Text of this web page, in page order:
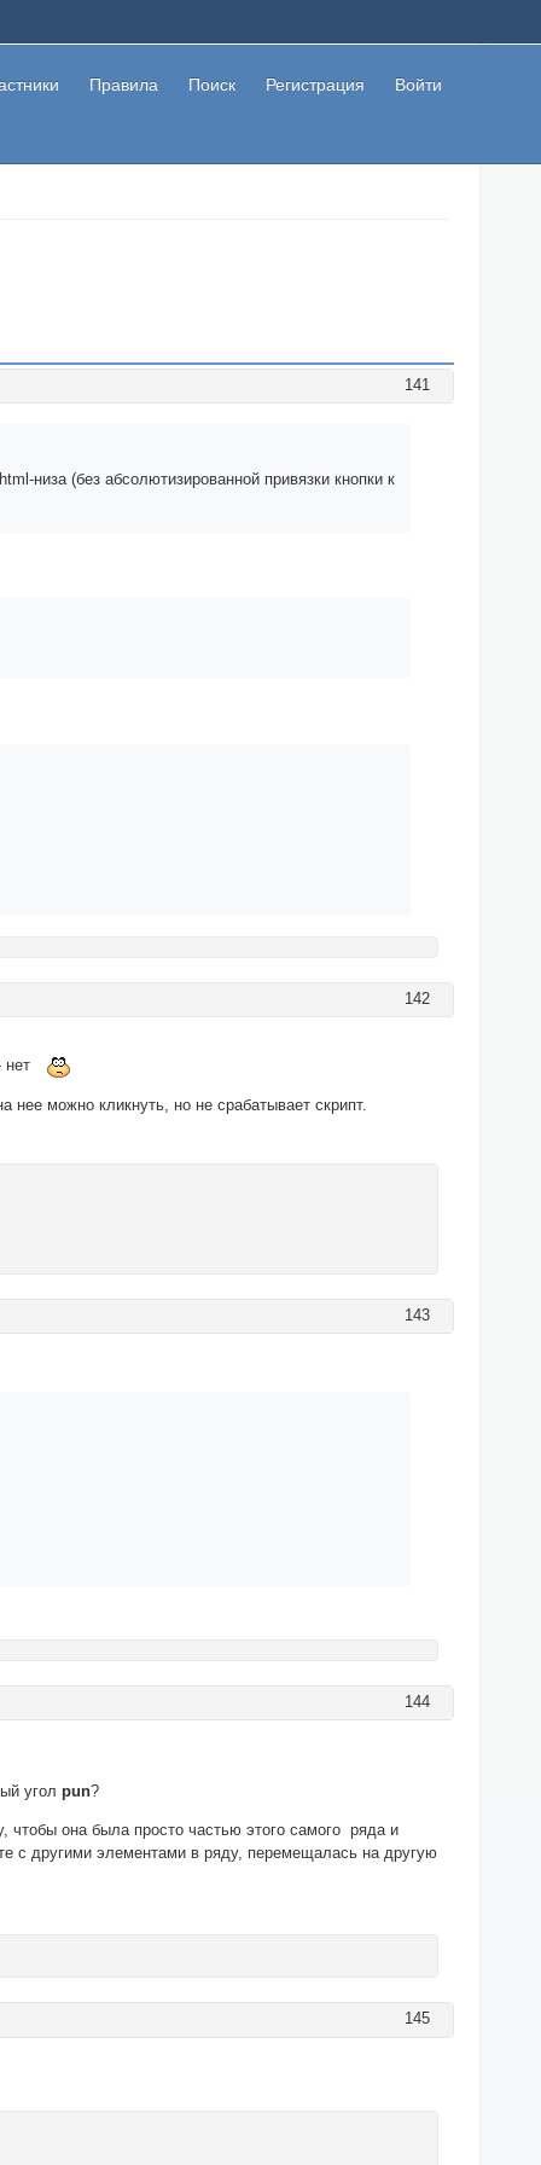
Правила Поиск Регистрация Войти
141
низа (без абсолютизированной привязки кнопки к
142
нет
можно кликнуть, но не срабатывает скрипт.
143
144
уголpun?
чтобы она была просто частью этого самого ряда и
с другими элементами в ряду, перемещалась на другую
145